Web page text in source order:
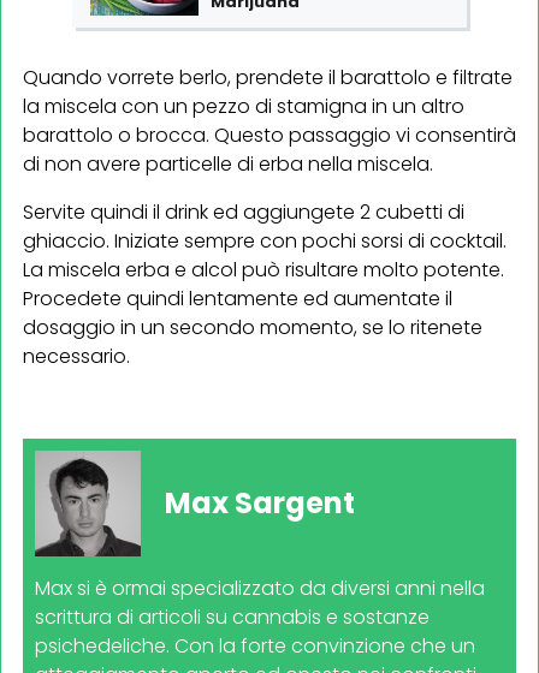
Quando vorrete berlo, prendete il barattolo e filtrate
la miscela con un pezzo di stamigna in un altro
barattolo o brocca. Questo passaggio vi consentirà
di non avere particelle di erba nella miscela.
Servite quindi il drink ed aggiungete 2 cubetti di
ghiaccio. Iniziate sempre con pochi sorsi di cocktail.
La miscela erba e alcol può risultare molto potente.
Procedete quindi lentamente ed aumentate il
dosaggio in un secondo momento, se lo ritenete
necessario.
Max Sargent
Max si è ormai specializzato da diversi anni nella
scrittura di articoli su cannabis e sostanze
psichedeliche. Con la forte convinzione che un